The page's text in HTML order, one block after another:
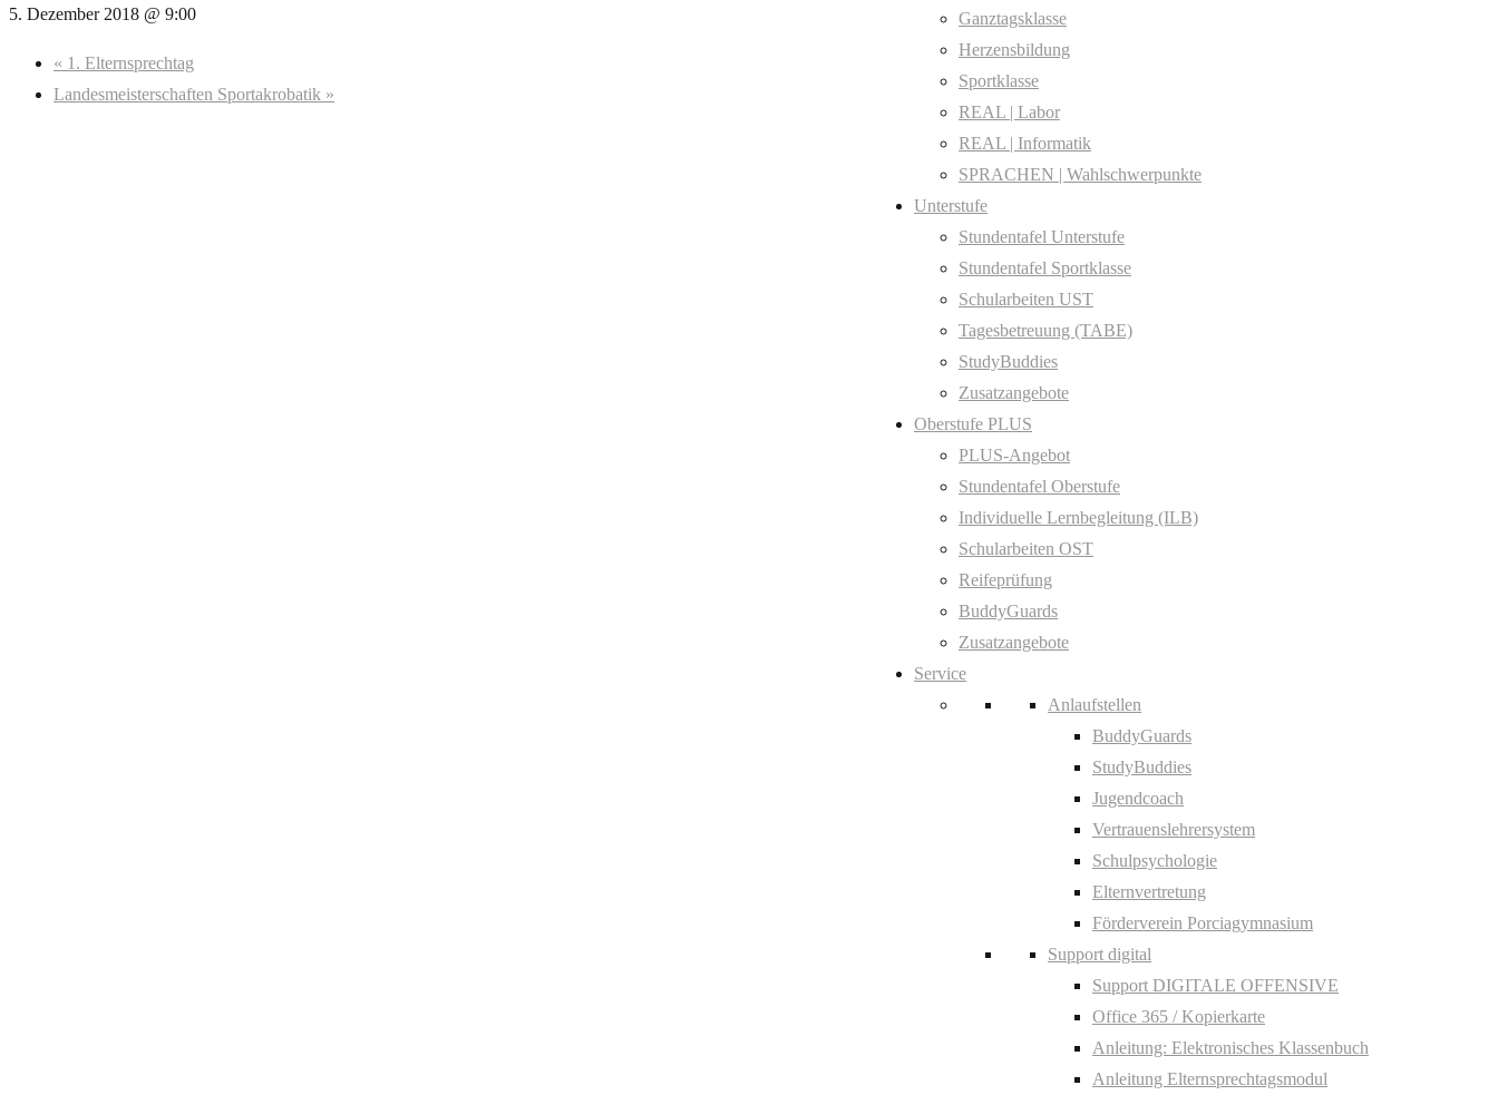
Ganztagsklasse
Herzensbildung
Sportklasse
REAL | Labor
REAL | Informatik
SPRACHEN | Wahlschwerpunkte
Unterstufe
Stundentafel Unterstufe
Stundentafel Sportklasse
Schularbeiten UST
Tagesbetreuung (TABE)
StudyBuddies
Zusatzangebote
Oberstufe PLUS
PLUS-Angebot
Stundentafel Oberstufe
Individuelle Lernbegleitung (ILB)
Schularbeiten OST
Reifeprüfung
BuddyGuards
Zusatzangebote
Service
Anlaufstellen
BuddyGuards
StudyBuddies
Jugendcoach
Vertrauenslehrersystem
Schulpsychologie
Elternvertretung
Förderverein Porciagymnasium
Support digital
Support DIGITALE OFFENSIVE
Office 365 / Kopierkarte
Anleitung: Elektronisches Klassenbuch
Anleitung Elternsprechtagsmodul
5. Dezember 2018 @ 9:00
« 1. Elternsprechtag
Landesmeisterschaften Sportakrobatik »